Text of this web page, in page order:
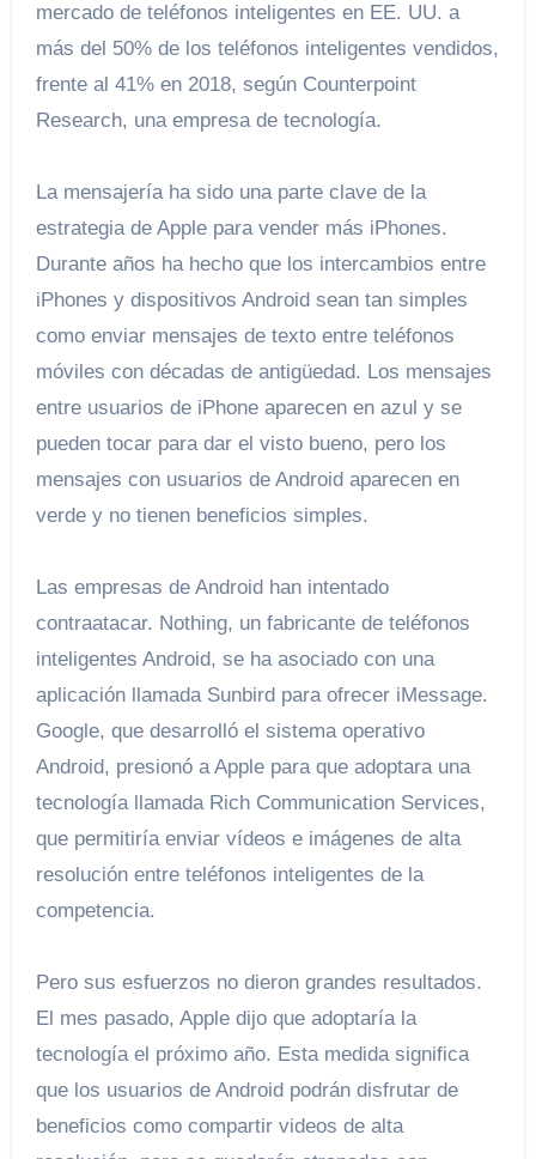
mercado de teléfonos inteligentes en EE. UU. a
más del 50% de los teléfonos inteligentes vendidos,
frente al 41% en 2018, según Counterpoint
Research, una empresa de tecnología.
La mensajería ha sido una parte clave de la
estrategia de Apple para vender más iPhones.
Durante años ha hecho que los intercambios entre
iPhones y dispositivos Android sean tan simples
como enviar mensajes de texto entre teléfonos
móviles con décadas de antigüedad. Los mensajes
entre usuarios de iPhone aparecen en azul y se
pueden tocar para dar el visto bueno, pero los
mensajes con usuarios de Android aparecen en
verde y no tienen beneficios simples.
Las empresas de Android han intentado
contraatacar. Nothing, un fabricante de teléfonos
inteligentes Android, se ha asociado con una
aplicación llamada Sunbird para ofrecer iMessage.
Google, que desarrolló el sistema operativo
Android, presionó a Apple para que adoptara una
tecnología llamada Rich Communication Services,
que permitiría enviar vídeos e imágenes de alta
resolución entre teléfonos inteligentes de la
competencia.
Pero sus esfuerzos no dieron grandes resultados.
El mes pasado, Apple dijo que adoptaría la
tecnología el próximo año. Esta medida significa
que los usuarios de Android podrán disfrutar de
beneficios como compartir videos de alta